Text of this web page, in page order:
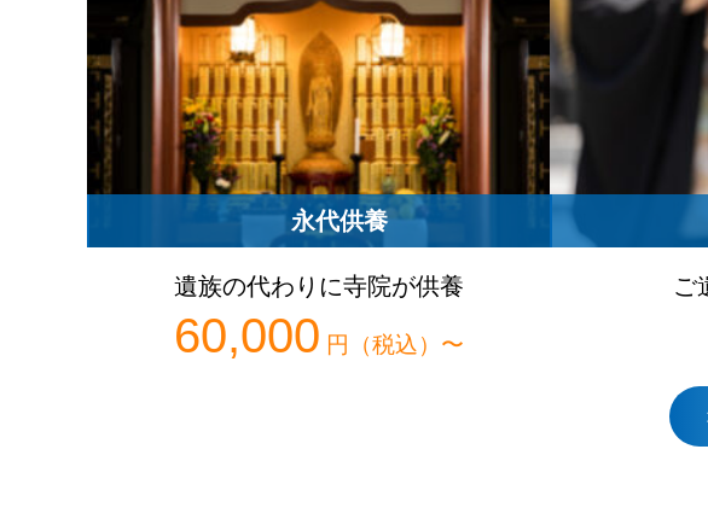
永代供養
遺族の代わりに寺院が供養
60,000 円（税込）〜
ご